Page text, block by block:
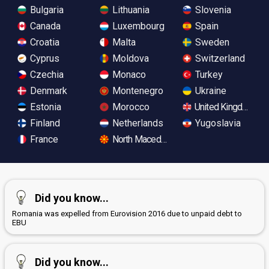
Bulgaria
Canada
Croatia
Cyprus
Czechia
Denmark
Estonia
Finland
France
Lithuania
Luxembourg
Malta
Moldova
Monaco
Montenegro
Morocco
Netherlands
North Macedonia
Slovenia
Spain
Sweden
Switzerland
Turkey
Ukraine
United Kingdom
Yugoslavia
Did you know...
Romania was expelled from Eurovision 2016 due to unpaid debt to
EBU
Did you know...